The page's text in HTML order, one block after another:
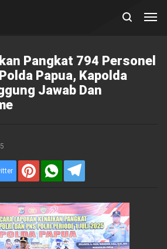
Pangkat 794 Personel
Papua, Kapolda
Jawab Dan